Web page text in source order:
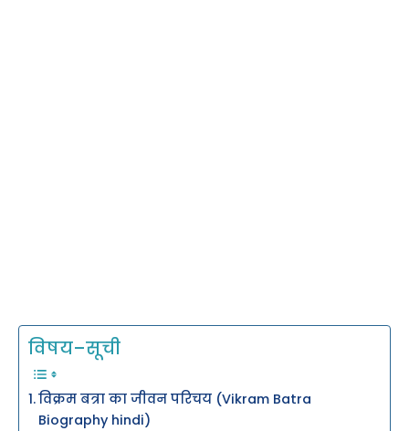
विषय–सूची
विक्रम बत्रा का जीवन परिचय (Vikram Batra
Biography hindi)